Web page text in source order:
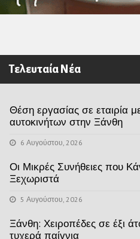
Τελευταία Νέα
Θέση εργασίας σε εταιρία
αυτοκινήτων στην Ξάνθη
6 Αυγούστου, 2026
Οι Μικρές Συνήθειες που
Ξεχωριστά
5 Αυγούστου, 2026
Ξάνθη: Χειροπέδες σε έξι
τυχερά παίγνια